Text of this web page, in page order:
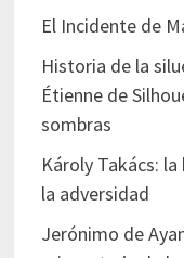
El Incidente de
Historia de la
Étienne de
sombras
Károly Takács:
la adversidad
Jerónimo de